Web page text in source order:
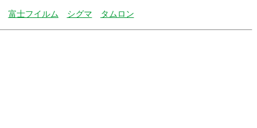
富士フイルム シグマ タムロン